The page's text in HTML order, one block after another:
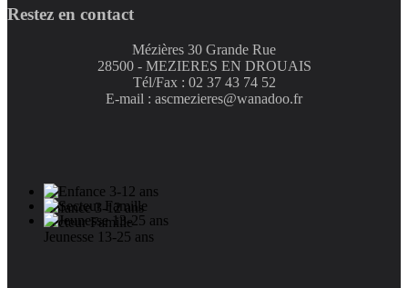
Enfance 3-12 ans
Secteur Famille
Jeunesse 13-25 ans
Restez en contact
Mézières 30 Grande Rue
28500 - MEZIERES EN DROUAIS
Tél/Fax : 02 37 43 74 52
E-mail : ascmezieres@wanadoo.fr